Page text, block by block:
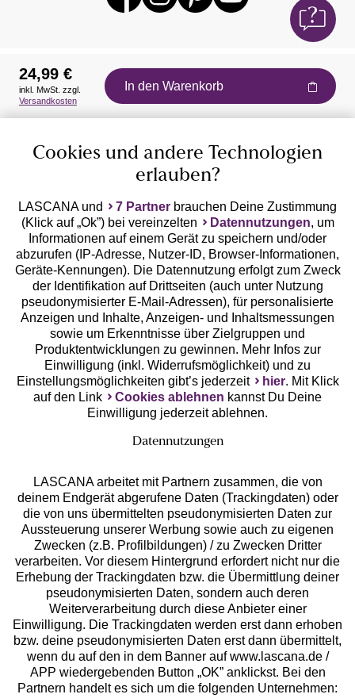
Auszeichnungen
Geprüfte Sicherheit
Unsere Apps
Services
Beratung
Über uns
Rechtliches
24,99 €
inkl. MwSt. zzgl.
Versandkosten
In den Warenkorb
Cookies und andere Technologien
erlauben?
LASCANA und 7 Partner brauchen Deine Zustimmung
(Klick auf „Ok”) bei vereinzelten
Datennutzungen, um
Informationen auf einem Gerät zu speichern und/oder
abzurufen (IP-Adresse, Nutzer-ID, Browser-Informationen,
Geräte-Kennungen). Die Datennutzung erfolgt zum Zweck
der Identifikation auf Drittseiten (auch unter Nutzung
pseudonymisierter E-Mail-Adressen), für personalisierte
Anzeigen und Inhalte, Anzeigen- und Inhaltsmessungen
sowie um Erkenntnisse über Zielgruppen und
Produktentwicklungen zu gewinnen. Mehr Infos zur
Einwilligung (inkl. Widerrufsmöglichkeit) und zu
Einstellungsmöglichkeiten gibt’s jederzeit
hier. Mit Klick
auf den Link
Cookies ablehnen kannst Du Deine
Einwilligung jederzeit ablehnen.
Datennutzungen
LASCANA arbeitet mit Partnern zusammen, die von
deinem Endgerät abgerufene Daten (Trackingdaten) oder
die von uns übermittelten pseudonymisierten Daten zur
Aussteuerung unserer Werbung sowie auch zu eigenen
Zwecken (z.B. Profilbildungen) / zu Zwecken Dritter
verarbeiten. Vor diesem Hintergrund erfordert nicht nur die
Erhebung der Trackingdaten bzw. die Übermittlung deiner
pseudonymisierten Daten, sondern auch deren
Weiterverarbeitung durch diese Anbieter einer
Einwilligung. Die Trackingdaten werden erst dann erhoben
bzw. deine pseudonymisierten Daten erst dann übermittelt,
wenn du auf den in dem Banner auf www.lascana.de /
APP wiedergebenden Button „OK” anklickst. Bei den
Partnern handelt es sich um die folgenden Unternehmen: